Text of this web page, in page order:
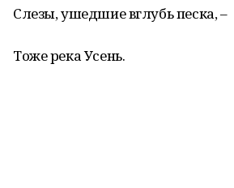
Слезы, ушедшие вглубь песка, –
Тоже река Усень.